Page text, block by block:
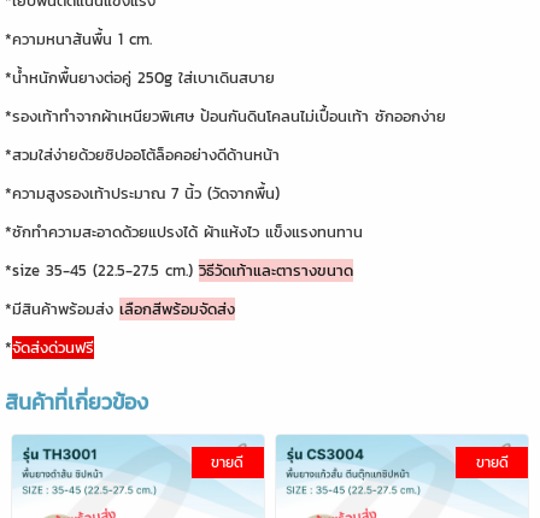
*ความหนาส้นพื้น 1 cm.
*น้ำหนักพื้นยางต่อคู่ 250g ใส่เบาเดินสบาย
*รองเท้าทำจากผ้าเหนียวพิเศษ ป้อนกันดินโคลนไม่เปื้อนเท้า ซักออกง่าย
*สวมใส่ง่ายด้วยซิปออโต้ล็อคอย่างดีด้านหน้า
*ความสูงรองเท้าประมาณ 7 นิ้ว (วัดจากพื้น)
*ซักทำความสะอาดด้วยแปรงได้ ผ้าแห้งไว แข็งแรงทนทาน
*size 35-45 (22.5-27.5 cm.)วิธีวัดเท้าและตารางขนาด
*มีสินค้าพร้อมส่งเลือกสีพร้อมจัดส่ง
*จัดส่งด่วนฟรี
สินค้าที่เกี่ยวข้อง
ขายดี ขายดี